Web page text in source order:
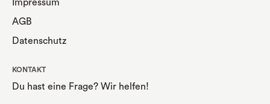
Impressum
AGB
Datenschutz
KONTAKT
Du hast eine Frage? Wir helfen!